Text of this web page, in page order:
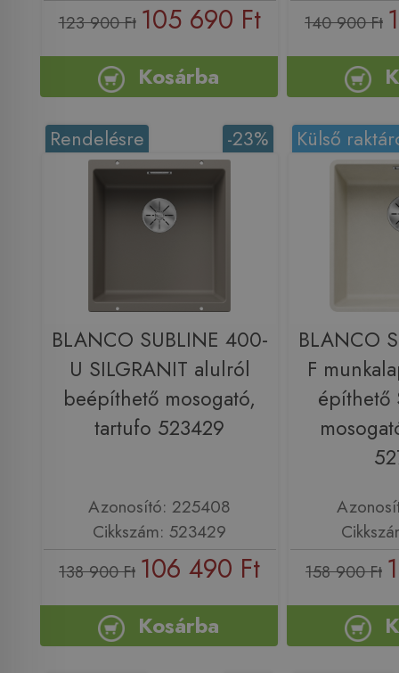
123 900 Ft 105 690 Ft
Kosárba
140 900 Ft
-23%
Rendelésre
BLANCO SUBLINE 400-
U SILGRANIT alulról
beépíthető mosogató,
tartufo 523429
Azonosító: 225408
Cikkszám: 523429
138 900 Ft 106 490 Ft
Kosárba
Külső
BLANCO
F
építhető
158 900 Ft